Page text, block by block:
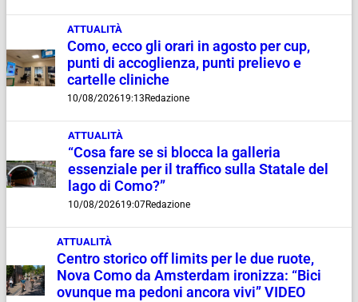
ATTUALITÀ
Como, ecco gli orari in agosto per cup,
punti di accoglienza, punti prelievo e
cartelle cliniche
10/08/202619:13 Redazione
ATTUALITÀ
“Cosa fare se si blocca la galleria
essenziale per il traffico sulla Statale del
lago di Como?”
10/08/202619:07Redazione
ATTUALITÀ
Centro storico off limits per le due ruote,
Nova Como da Amsterdam ironizza: “Bici
ovunque ma pedoni ancora vivi” VIDEO